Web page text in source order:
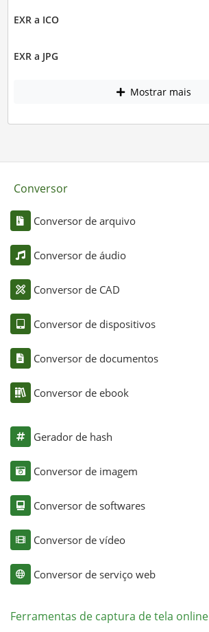
EXR a ICO
EXR a JPG
Mostrar mais
Conversor
Conversor de arquivo
Conversor de áudio
Conversor de CAD
Conversor de dispositivos
Conversor de documentos
Conversor de ebook
Gerador de hash
Conversor de imagem
Conversor de softwares
Conversor de vídeo
Conversor de serviço web
Ferramentas de captura de tela online